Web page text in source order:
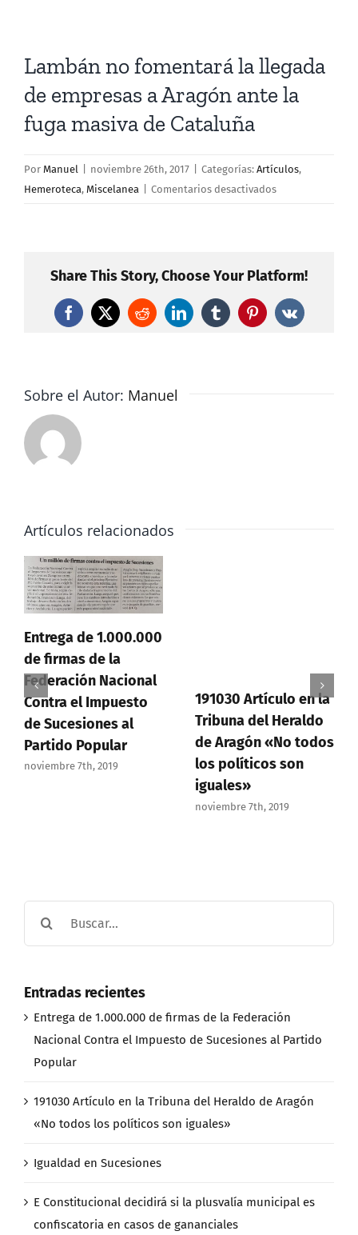
Lambán no fomentará la llegada
de empresas a Aragón ante la
fuga masiva de Cataluña
Por Manuel noviembre 26th, 2017 Categorías: Artículos,
Hemeroteca, Miscelanea Comentarios desactivadosen
la
de
empresas
Share This Story, Choose Your Platform!
Facebook
X RedditLinkedInTumblrPinterest
Vk
Sobre el Autor: Manuel
Artículos relacionados
Entrega de 1.000.000
de firmas de la
Federación Nacional
Contra el Impuesto
de Sucesiones al
Partido Popular
noviembre 7th, 2019
191030 Artículo en la
Tribuna del Heraldo
de Aragón «No todos
los políticos son
iguales»
noviembre 7th, 2019
Entradas recientes
Entrega de 1.000.000 de firmas de la Federación
Nacional Contra el Impuesto de Sucesiones al Partido
Popular
191030 Artículo en la Tribuna del Heraldo de Aragón
«No todos los políticos son iguales»
Igualdad en Sucesiones
E Constitucional decidirá si la plusvalía municipal es
confiscatoria en casos de gananciales